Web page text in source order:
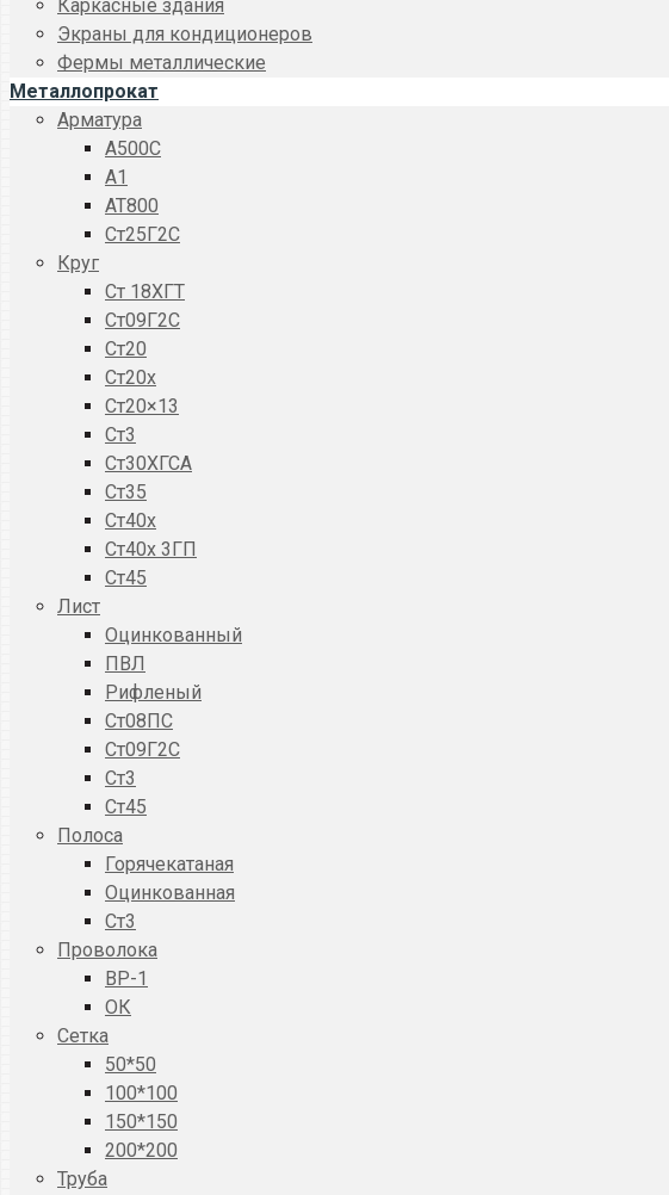
Каркасные здания
Экраны для кондиционеров
Фермы металлические
Металлопрокат
Арматура
A500C
А1
АТ800
Ст25Г2С
Круг
Ст 18ХГТ
Ст09Г2С
Ст20
Ст20x
Ст20×13
Ст3
Ст30ХГСА
Ст35
Ст40х
Ст40х 3ГП
Ст45
Лист
Оцинкованный
ПВЛ
Рифленый
Ст08ПС
Ст09Г2С
Ст3
Ст45
Полоса
Горячекатаная
Оцинкованная
Ст3
Проволока
ВР-1
ОК
Сетка
50*50
100*100
150*150
200*200
Труба